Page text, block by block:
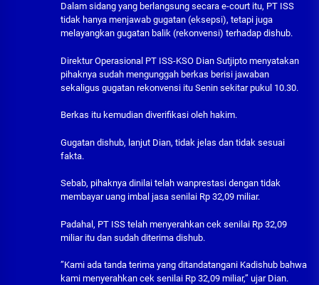
Dalam sidang yang berlangsung secara e-court itu, PT ISS
tidak hanya menjawab gugatan (eksepsi), tetapi juga
melayangkan gugatan balik (rekonvensi) terhadap dishub.
Direktur Operasional PT ISS-KSO Dian Sutjipto menyatakan
pihaknya sudah mengunggah berkas berisi jawaban
sekaligus gugatan rekonvensi itu Senin sekitar pukul 10.30.
Berkas itu kemudian diverifikasi oleh hakim.
Gugatan dishub, lanjut Dian, tidak jelas dan tidak sesuai
fakta.
Sebab, pihaknya dinilai telah wanprestasi dengan tidak
membayar uang imbal jasa senilai Rp 32,09 miliar.
Padahal, PT ISS telah menyerahkan cek senilai Rp 32,09
miliar itu dan sudah diterima dishub.
”Kami ada tanda terima yang ditandatangani Kadishub bahwa
kami menyerahkan cek senilai Rp 32,09 miliar,” ujar Dian.